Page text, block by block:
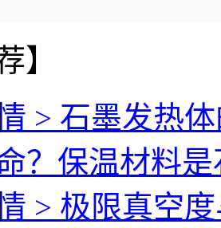
】
> 石墨发热
？保温材料
> 极限真空